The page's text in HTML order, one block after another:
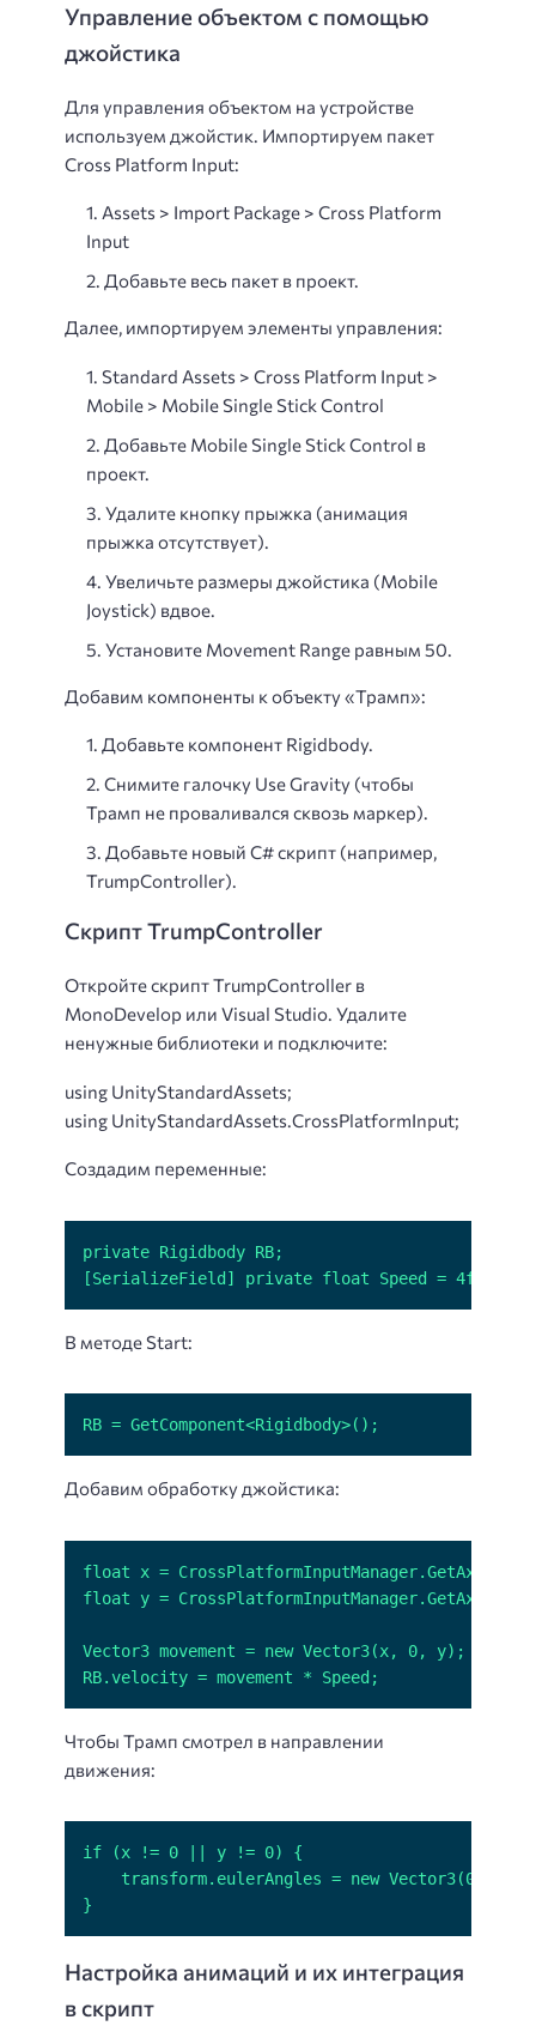
Управление объектом с помощью
джойстика
Для управления объектом на устройстве
используем джойстик. Импортируем пакет
Cross Platform Input:
Assets > Import Package > Cross Platform
Input
Добавьте весь пакет в проект.
Далее, импортируем элементы управления:
Standard Assets > Cross Platform Input >
Mobile > Mobile Single Stick Control
Добавьте Mobile Single Stick Control в
проект.
Удалите кнопку прыжка (анимация
прыжка отсутствует).
Увеличьте размеры джойстика (Mobile
Joystick) вдвое.
Установите Movement Range равным 50.
Добавим компоненты к объекту «Трамп»:
Добавьте компонент Rigidbody.
Снимите галочку Use Gravity (чтобы
Трамп не проваливался сквозь маркер).
Добавьте новый C# скрипт (например,
TrumpController).
Скрипт TrumpController
Откройте скрипт TrumpController в
MonoDevelop или Visual Studio. Удалите
ненужные библиотеки и подключите:
using UnityStandardAssets;
using UnityStandardAssets.CrossPlatformInput;
Создадим переменные:
[SerializeField] private float Speed = 4f;
В методе Start:
RB = GetComponent<Rigidbody>();
Добавим обработку джойстика:
RB.velocity = movement * Speed;
Чтобы Трамп смотрел в направлении
движения:
}
Настройка анимаций и их интеграция
в скрипт